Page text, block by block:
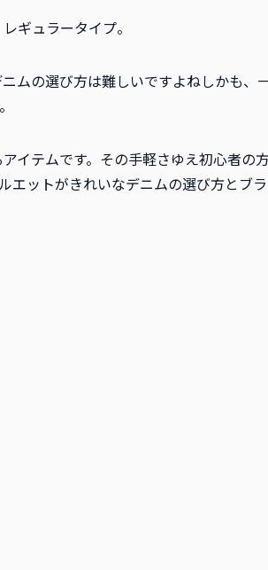
ギュラータイプ。
ムの選び方は難しいですよねしかも、
イテムです。その手軽さゆえ初心者の
エットがきれいなデニムの選び方とブ